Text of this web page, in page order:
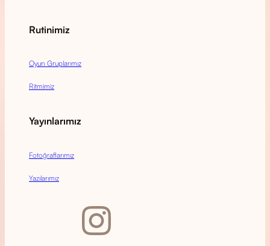
Rutinimiz
Oyun Gruplarımız
Ritmimiz
Yayınlarımız
Fotoğraflarımız
Yazılarımız